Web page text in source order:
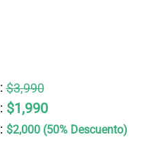
: $3,990
: $1,990
: $2,000 (50% Descuento)